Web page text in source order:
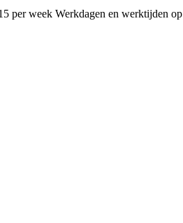
per week Werkdagen en werktijden op